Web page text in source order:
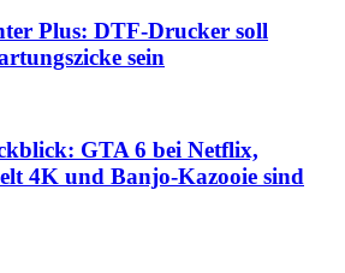
Plus: DTF-Drucker soll
sein
GTA 6 bei Netflix,
4K und Banjo-Kazooie sind